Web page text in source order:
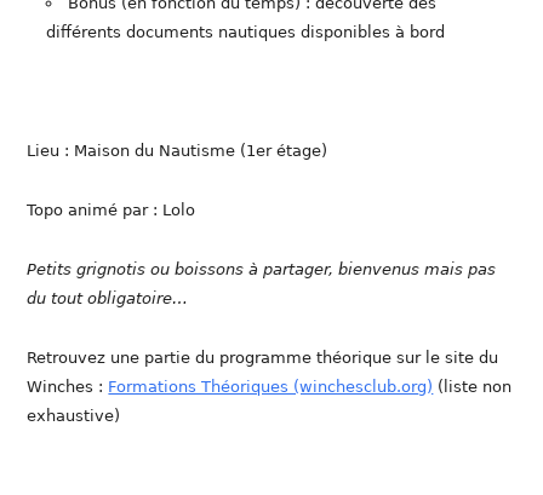
différents documents nautiques disponibles à bord
Lieu : Maison du Nautisme (1er étage)
Topo animé par : Lolo
Petits grignotis ou boissons à partager, bienvenus mais pas
du tout obligatoire…
Retrouvez une partie du programme théorique sur le site du
Winches : Formations Théoriques (winchesclub.org) (liste non
exhaustive)